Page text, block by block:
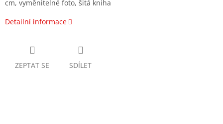
cm, vyměnitelné foto, šitá kniha
Detailní informace
ZEPTAT SE SDÍLET